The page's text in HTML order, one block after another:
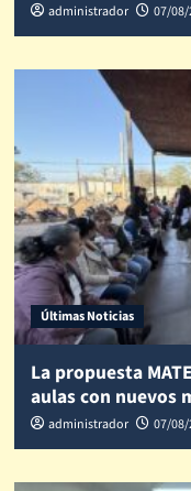
administrador 07/08/
Últimas Noticias
La propuesta
aulas con nuevos
administrador 07/08/